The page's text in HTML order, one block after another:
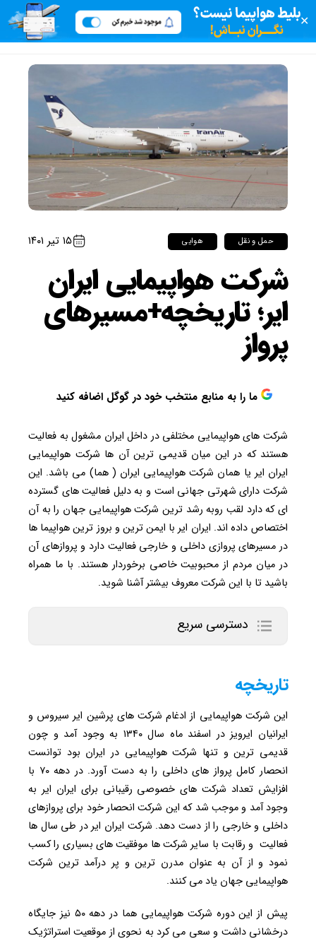
✕
حمل و نقل هوایی ۱۵ تیر ۱۴۰۱
شرکت هواپیمایی ایران
ایر؛ تاریخچه+مسیرهای
پرواز
ما را به منابع منتخب خود در گوگل اضافه کنید
شرکت های هواپیمایی مختلفی در داخل ایران مشغول به فعالیت
هستند که در این میان قدیمی ترین آن ها شرکت هواپیمایی
ایران ایر یا همان شرکت هواپیمایی ایران ( هما) می باشد. این
شرکت دارای شهرتی جهانی است و به دلیل فعالیت های گسترده
ای که دارد لقب روبه رشد ترین شرکت هواپیمایی جهان را به آن
اختصاص داده اند. ایران ایر با ایمن ترین و بروز ترین هواپیما ها
در مسیرهای پروازی داخلی و خارجی فعالیت دارد و پروازهای آن
در میان مردم از محبوبیت خاصی برخوردار هستند. با ما همراه
باشید تا با این شرکت معروف بیشتر آشنا شوید.
دسترسی سریع
تاریخچه
این شرکت هواپیمایی از ادغام شرکت های پرشین ایر سیروس و
ایرانیان ایرویز در اسفند ماه سال ۱۳۴۰ به وجود آمد و چون
قدیمی ترین و تنها شرکت هواپیمایی در ایران بود توانست
انحصار کامل پرواز های داخلی را به دست آورد. در دهه ۷۰ با
افزایش تعداد شرکت های خصوصی رقیبانی برای ایران ایر به
وجود آمد و موجب شد که این شرکت انحصار خود برای پروازهای
داخلی و خارجی را از دست دهد. شرکت ایران ایر در طی سال ها
فعالیت و رقابت با سایر شرکت ها موفقیت های بسیاری را کسب
نمود و از آن به عنوان مدرن ترین و پر درآمد ترین شرکت
هواپیمایی جهان یاد می کنند.
پیش از این دوره شرکت هواپیمایی هما در دهه ۵۰ نیز جایگاه
درخشانی داشت و سعی می کرد به نحوی از موقعیت استراتژیک